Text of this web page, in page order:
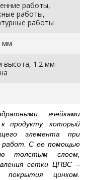
работы,
работы,
работы
мм
высота, 1.2 мм
ячейками
продукту, который
элемента при
работ. С ее помощью
толстым слоем,
сетки ЦПВС –
покрытия цинком.